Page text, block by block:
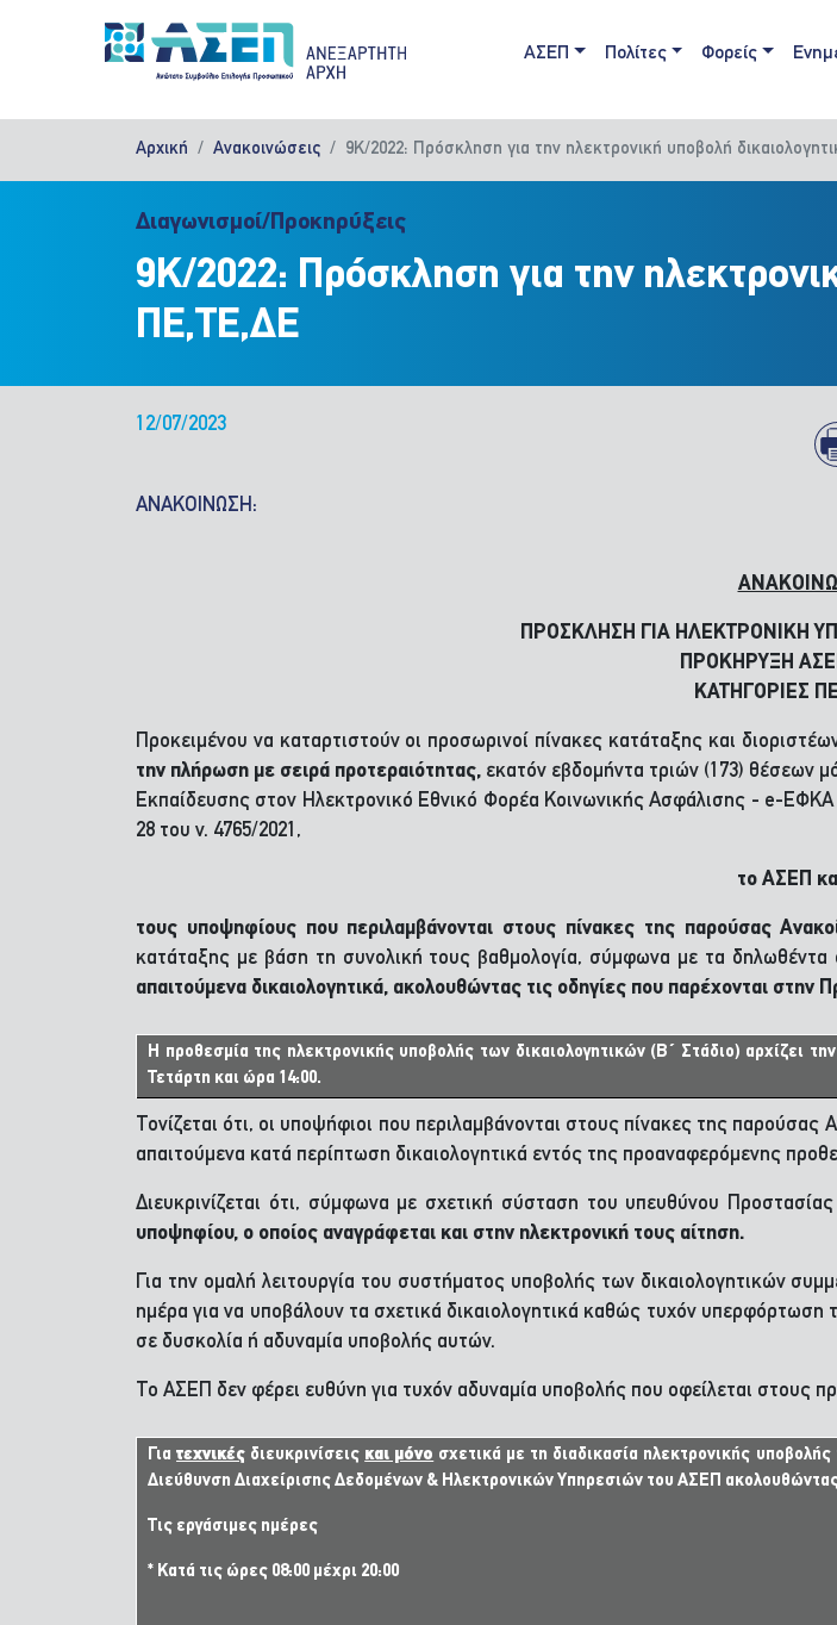
Main navigation
ΑΣΕΠ Πολίτες Φορείς
Αρχική Ανακοινώσεις 9Κ/2022: Πρόσκληση για την ηλεκτρονική υποβολή
Διαγωνισμοί/Προκηρύξεις
9Κ/2022: Πρόσκληση για την
ΠΕ,ΤΕ,ΔΕ
12/07/2023
ΑΝΑΚΟΙΝΩΣΗ:
ΠΡΟΣΚΛΗΣΗ ΓΙΑ ΗΛΕΚΤΡΟΝΙΚΗ
ΠΡΟΚΗΡΥΞΗ
ΚΑΤΗΓΟΡΙΕΣ
Προκειμένου να καταρτιστούν οι προσωρινοί πίνακες κατάταξης και
την πλήρωση με σειρά προτεραιότητας, εκατόν εβδομήντα τριών (173) θέσεων
Εκπαίδευσης στον Ηλεκτρονικό Εθνικό Φορέα Κοινωνικής Ασφάλισης - e-
28 του ν. 4765/2021,
το ΑΣΕΠ
τους υποψηφίους που περιλαμβάνονται στους πίνακες της παρούσας
κατάταξης με βάση τη συνολική τους βαθμολογία, σύμφωνα με τα δηλωθέντα
απαιτούμενα δικαιολογητικά, ακολουθώντας τις οδηγίες που παρέχονται στην
Η προθεσμία της ηλεκτρονικής υποβολής των δικαιολογητικών (Β΄ Στάδιο) αρχίζει
Τετάρτη και ώρα 14:00.
Τονίζεται ότι, οι υποψήφιοι που περιλαμβάνονται στους πίνακες της παρούσας
απαιτούμενα κατά περίπτωση δικαιολογητικά εντός της προαναφερόμενης
Διευκρινίζεται ότι, σύμφωνα με σχετική σύσταση του υπευθύνου
υποψηφίου, ο οποίος αναγράφεται και στην ηλεκτρονική τους αίτηση.
Για την ομαλή λειτουργία του συστήματος υποβολής των δικαιολογητικών
ημέρα για να υποβάλουν τα σχετικά δικαιολογητικά καθώς τυχόν
σε δυσκολία ή αδυναμία υποβολής αυτών.
Το ΑΣΕΠ δεν φέρει ευθύνη για τυχόν αδυναμία υποβολής που οφείλεται στους
Γιατεχνικές διευκρινίσεις και μόνο σχετικά με τη διαδικασία ηλεκτρονικής
Διεύθυνση Διαχείρισης Δεδομένων & Ηλεκτρονικών Υπηρεσιών του ΑΣΕΠ
Τις εργάσιμες ημέρες
* Κατά τις ώρες 08:00 μέχρι 20:00